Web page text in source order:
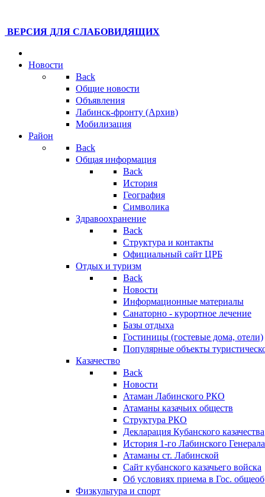
ВЕРСИЯ ДЛЯ СЛАБОВИДЯЩИХ
Новости
Back
Общие новости
Объявления
Лабинск-фронту (Архив)
Мобилизация
Район
Back
Общая информация
Back
История
География
Символика
Здравоохранение
Back
Структура и контакты
Официальный сайт ЦРБ
Отдых и туризм
Back
Новости
Информационные материалы
Санаторно - курортное лечение
Базы отдыха
Гостиницы (гостевые дома, отели)
Популярные объекты
Казачество
Back
Новости
Атаман Лабинского РКО
Атаманы казачьих обществ
Структура РКО
Декларация Кубанского казачества
История 1-го Лабинского
Атаманы ст. Лабинской
Cайт кубанского казачьего войска
Об условиях приема в Гос.
Физкультура и спорт